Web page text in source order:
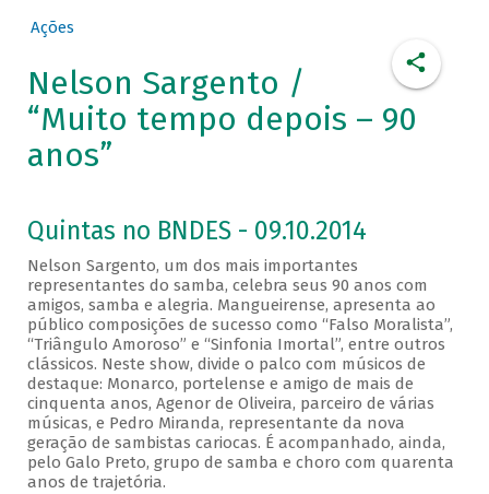
Ações
Nelson Sargento /
“Muito tempo depois – 90
anos”
Quintas no BNDES - 09.10.2014
Nelson Sargento, um dos mais importantes
representantes do samba, celebra seus 90 anos com
amigos, samba e alegria. Mangueirense, apresenta ao
público composições de sucesso como “Falso Moralista”,
“Triângulo Amoroso” e “Sinfonia Imortal”, entre outros
clássicos. Neste show, divide o palco com músicos de
destaque: Monarco, portelense e amigo de mais de
cinquenta anos, Agenor de Oliveira, parceiro de várias
músicas, e Pedro Miranda, representante da nova
geração de sambistas cariocas. É acompanhado, ainda,
pelo Galo Preto, grupo de samba e choro com quarenta
anos de trajetória.